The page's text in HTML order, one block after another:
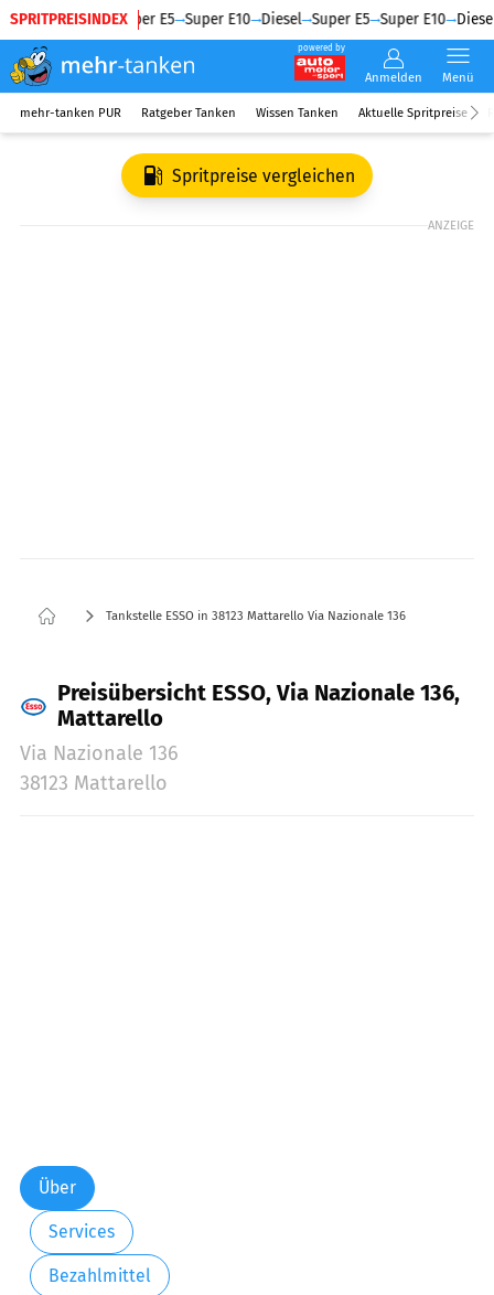
SPRITPREISINDEX
Diesel Super E5 Super E10 Diesel Super E5 Super E10 Diesel
powered by
Anmelden Menü
mehr-tanken PUR Ratgeber Tanken Wissen Tanken Aktuelle Spritpreise
Spritpreise vergleichen
ANZEIGE
Tankstelle ESSO in 38123 Mattarello Via Nazionale 136
Preisübersicht ESSO, Via Nazionale 136,
Mattarello
Via Nazionale 136
38123 Mattarello
Über
Services
Bezahlmittel